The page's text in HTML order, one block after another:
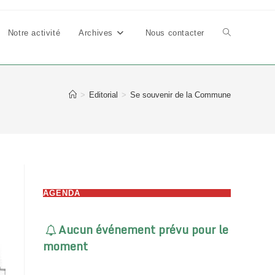
Notre activité Archives Nous contacter Toggle
> Editorial > Se souvenir de la Commune
AGENDA
Aucun événement prévu pour le
moment